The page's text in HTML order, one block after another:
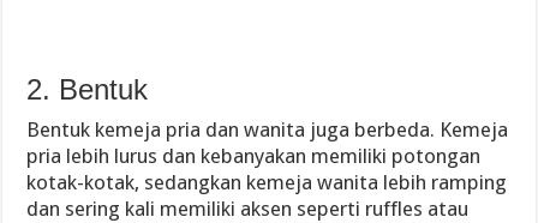
2. Bentuk
Bentuk kemeja pria dan wanita juga berbeda. Kemeja
pria lebih lurus dan kebanyakan memiliki potongan
kotak-kotak, sedangkan kemeja wanita lebih ramping
dan sering kali memiliki aksen seperti ruffles atau